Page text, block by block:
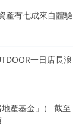
產有七成來自體驗
一日店長浪
產基金」） 截至